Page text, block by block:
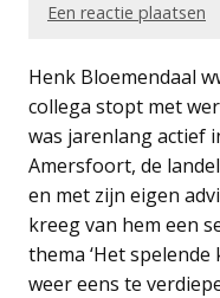
Een reactie plaatsen
Henk Bloemendaal
collega stopt met
was jarenlang actief
Amersfoort, de
en met zijn eigen
kreeg van hem een
thema ‘Het spelende
weer eens te